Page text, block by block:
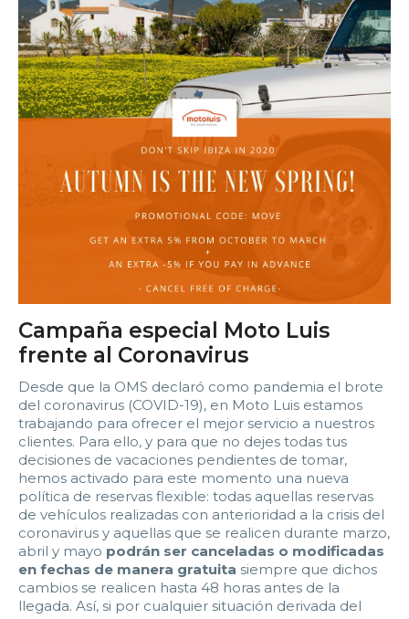
Campaña especial Moto Luis
frente al Coronavirus
Desde que la OMS declaró como pandemia el brote
del coronavirus (COVID-19), en Moto Luis estamos
trabajando para ofrecer el mejor servicio a nuestros
clientes. Para ello, y para que no dejes todas tus
decisiones de vacaciones pendientes de tomar,
hemos activado para este momento una nueva
política de reservas flexible: todas aquellas reservas
de vehículos realizadas con anterioridad a la crisis del
coronavirus y aquellas que se realicen durante marzo,
abril y mayo podrán ser canceladas o modificadas
en fechas de manera gratuita siempre que dichos
cambios se realicen hasta 48 horas antes de la
llegada. Así, si por cualquier situación derivada del